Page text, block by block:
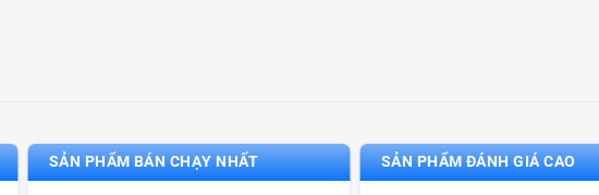
SẢN PHẨM BÁN CHẠY NHẤT SẢN PHẨM ĐÁNH GIÁ CAO